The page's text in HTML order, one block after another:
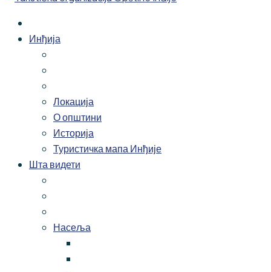
Инђија
Локација
О општини
Историја
Туристичка мапа Инђије
Шта видети
Насеља